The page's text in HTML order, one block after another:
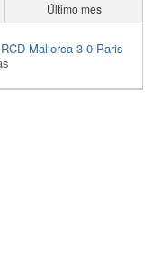
Último mes
Mallorca 3-0 Paris